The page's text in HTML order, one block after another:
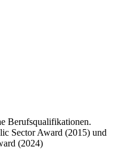
Berufsqualifikationen.
Sector Award (2015) und
(2024)